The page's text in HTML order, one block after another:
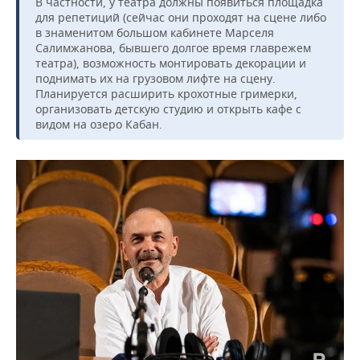
для репетиций (сейчас они проходят на сцене либо
в знаменитом большом кабинете Марселя
Салимжанова, бывшего долгое время главрежем
театра), возможность монтировать декорации и
поднимать их на грузовом лифте на сцену.
Планируется расширить крохотные гримерки,
организовать детскую студию и открыть кафе с
видом на озеро Кабан.